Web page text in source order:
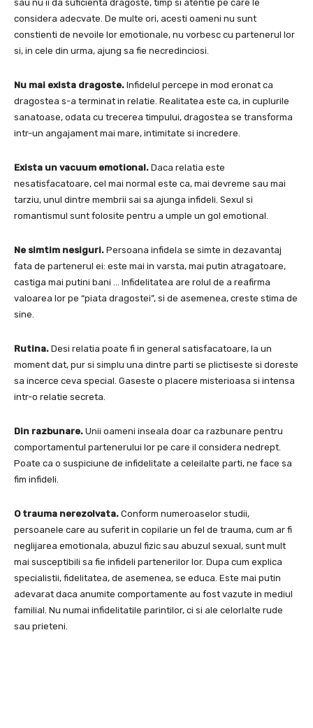
sau nu ii da suficienta dragoste, timp si atentie pe care le
considera adecvate. De multe ori, acesti oameni nu sunt
constienti de nevoile lor emotionale, nu vorbesc cu partenerul lor
si, in cele din urma, ajung sa fie necredinciosi.
Nu mai exista dragoste. Infidelul percepe in mod eronat ca
dragostea s-a terminat in relatie. Realitatea este ca, in cuplurile
sanatoase, odata cu trecerea timpului, dragostea se transforma
intr-un angajament mai mare, intimitate si incredere.
Exista un vacuum emotional. Daca relatia este
nesatisfacatoare, cel mai normal este ca, mai devreme sau mai
tarziu, unul dintre membrii sai sa ajunga infideli. Sexul si
romantismul sunt folosite pentru a umple un gol emotional.
Ne simtim nesiguri. Persoana infidela se simte in dezavantaj
fata de partenerul ei: este mai in varsta, mai putin atragatoare,
castiga mai putini bani … Infidelitatea are rolul de a reafirma
valoarea lor pe “piata dragostei”, si de asemenea, creste stima de
sine.
Rutina. Desi relatia poate fi in general satisfacatoare, la un
moment dat, pur si simplu una dintre parti se plictiseste si doreste
sa incerce ceva special. Gaseste o placere misterioasa si intensa
intr-o relatie secreta.
Din razbunare. Unii oameni inseala doar ca razbunare pentru
comportamentul partenerului lor pe care il considera nedrept.
Poate ca o suspiciune de infidelitate a celeilalte parti, ne face sa
fim infideli.
O trauma nerezolvata. Conform numeroaselor studii,
persoanele care au suferit in copilarie un fel de trauma, cum ar fi
neglijarea emotionala, abuzul fizic sau abuzul sexual, sunt mult
mai susceptibili sa fie infideli partenerilor lor. Dupa cum explica
specialistii, fidelitatea, de asemenea, se educa. Este mai putin
adevarat daca anumite comportamente au fost vazute in mediul
familial. Nu numai infidelitatile parintilor, ci si ale celorlalte rude
sau prieteni.